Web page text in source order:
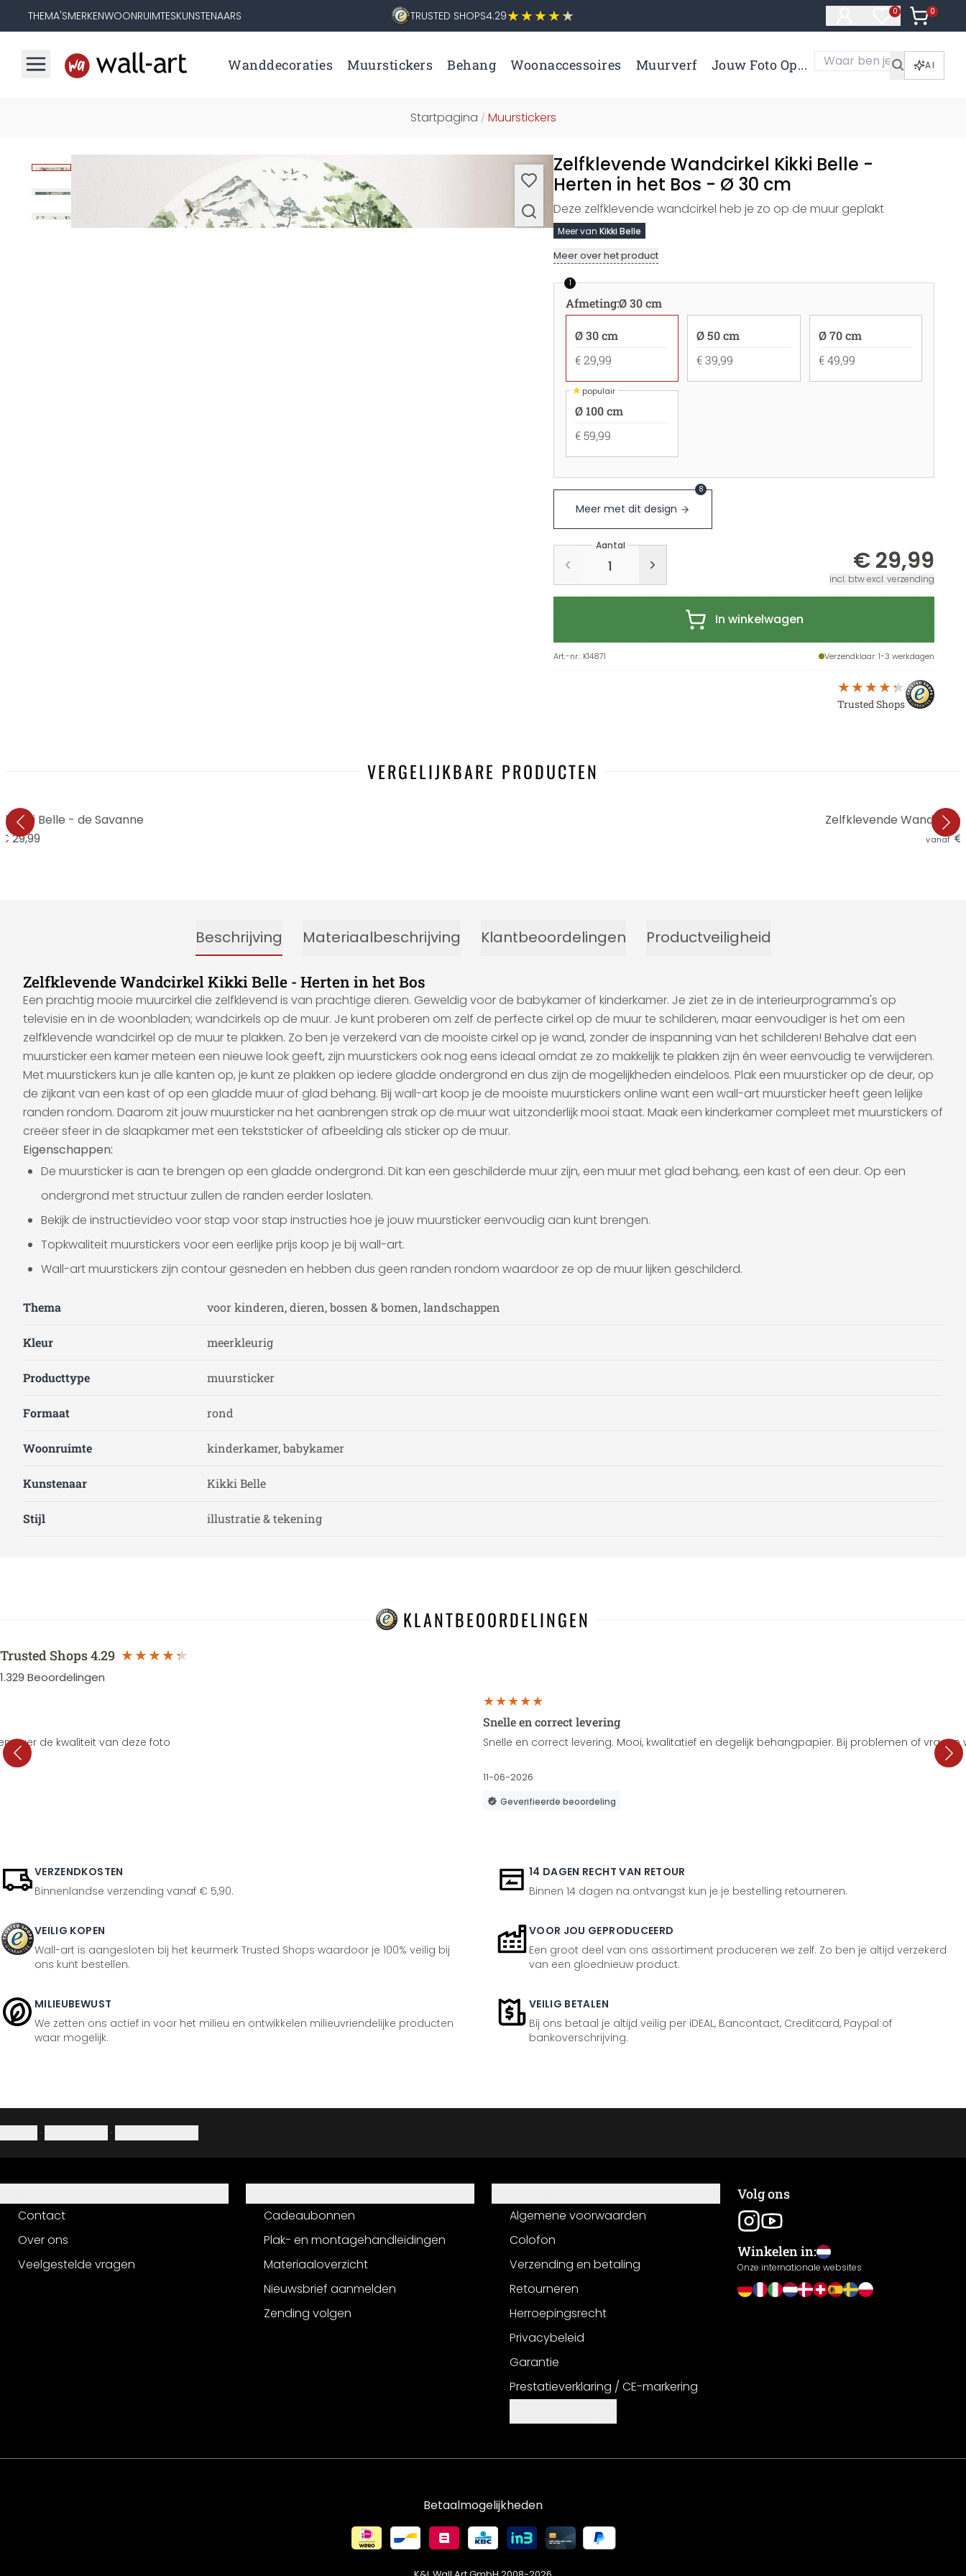
THEMA'SMERKENWOONRUIMTESKUNSTENAARS TRUSTED SHOPS4.29 0
Artikelen in
0
Artikelen
Wanddecoraties Muurstickers Behang Woonaccessoires Muurverf Jouw Foto Op... AI
Startpagina / Muurstickers
Zelfklevende Wandcirkel Kikki Belle -
Herten in het Bos - Ø 30 cm
Deze zelfklevende wandcirkel heb je zo op de muur geplakt
Meer van Kikki Belle
Meer over het product
1
Afmeting:Ø 30 cm
Ø 30 cm
€ 29,99
Ø 50 cm
€ 39,99
Ø 70 cm
€ 49,99
★populair
Ø 100 cm
€ 59,99
Meer met dit design
8
Aantal
€ 29,99
incl. btw excl. verzending
In winkelwagen
Art.-nr.: K14871 Verzendklaar: 1-3 werkdagen
Trusted Shops
VERGELIJKBARE PRODUCTEN
Kikki Belle - de Savanne
29,99
Zelfklevende
vanaf €
Beschrijving Materiaalbeschrijving Klantbeoordelingen Productveiligheid
Zelfklevende Wandcirkel Kikki Belle - Herten in het Bos
Een prachtig mooie muurcirkel die zelfklevend is van prachtige dieren. Geweldig voor de babykamer of kinderkamer. Je ziet ze in de interieurprogramma's op
televisie en in de woonbladen; wandcirkels op de muur. Je kunt proberen om zelf de perfecte cirkel op de muur te schilderen, maar eenvoudiger is het om een
zelfklevende wandcirkel op de muur te plakken. Zo ben je verzekerd van de mooiste cirkel op je wand, zonder de inspanning van het schilderen! Behalve dat een
muursticker een kamer meteen een nieuwe look geeft, zijn muurstickers ook nog eens ideaal omdat ze zo makkelijk te plakken zijn én weer eenvoudig te verwijderen.
Met muurstickers kun je alle kanten op, je kunt ze plakken op iedere gladde ondergrond en dus zijn de mogelijkheden eindeloos. Plak een muursticker op de deur, op
de zijkant van een kast of op een gladde muur of glad behang. Bij wall-art koop je de mooiste muurstickers online want een wall-art muursticker heeft geen lelijke
randen rondom. Daarom zit jouw muursticker na het aanbrengen strak op de muur wat uitzonderlijk mooi staat. Maak een kinderkamer compleet met muurstickers of
creëer sfeer in de slaapkamer met een tekststicker of afbeelding als sticker op de muur.
Eigenschappen:
De muursticker is aan te brengen op een gladde ondergrond. Dit kan een geschilderde muur zijn, een muur met glad behang, een kast of een deur. Op een
ondergrond met structuur zullen de randen eerder loslaten.
Bekijk de instructievideo voor stap voor stap instructies hoe je jouw muursticker eenvoudig aan kunt brengen.
Topkwaliteit muurstickers voor een eerlijke prijs koop je bij wall-art.
Wall-art muurstickers zijn contour gesneden en hebben dus geen randen rondom waardoor ze op de muur lijken geschilderd.
Thema voor kinderen, dieren, bossen & bomen, landschappen
Kleur meerkleurig
Producttype muursticker
Formaat rond
Woonruimte kinderkamer, babykamer
Kunstenaar Kikki Belle
Stijl illustratie & tekening
KLANTBEOORDELINGEN
Trusted Shops4.29
1.329 Beoordelingen
over de kwaliteit van deze foto
Snelle en correct levering
Snelle en correct levering. Mooi, kwalitatief en degelijk behangpapier. Bij problemen of
11-06-2026
Geverifieerde beoordeling
VERZENDKOSTEN
Binnenlandse verzending vanaf € 5,90.
14 DAGEN RECHT VAN RETOUR
Binnen 14 dagen na ontvangst kun je je bestelling retourneren.
VEILIG KOPEN
Wall-art is aangesloten bij het keurmerk Trusted Shops waardoor je 100% veilig bij
ons kunt bestellen.
VOOR JOU GEPRODUCEERD
Een groot deel van ons assortiment produceren we zelf. Zo ben je altijd verzekerd
van een gloednieuw product.
MILIEUBEWUST
We zetten ons actief in voor het milieu en ontwikkelen milieuvriendelijke producten
waar mogelijk.
VEILIG BETALEN
Bij ons betaal je altijd veilig per iDEAL, Bancontact, Creditcard, Paypal of
bankoverschrijving.
· ·
Contact
Over ons
Veelgestelde vragen
Cadeaubonnen
Plak- en montagehandleidingen
Materiaaloverzicht
Nieuwsbrief aanmelden
Zending volgen
Algemene voorwaarden
Colofon
Verzending en betaling
Retourneren
Herroepingsrecht
Privacybeleid
Garantie
Prestatieverklaring / CE-markering
Volg ons
Winkelen in:
Onze internationale websites
Betaalmogelijkheden